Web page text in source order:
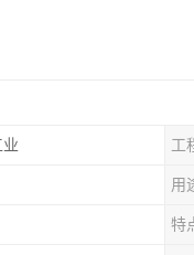
工
用
特